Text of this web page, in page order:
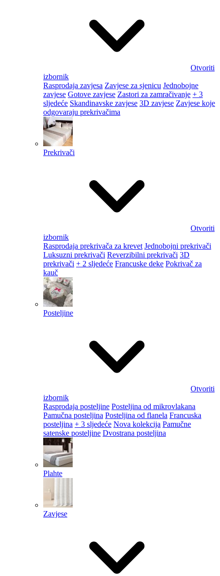
Otvoriti
izbornik
Rasprodaja zavjesa Zavjese za sjenicu Jednobojne
zavjese Gotove zavjese Zastori za zamračivanje + 3
sljedeće Skandinavske zavjese 3D zavjese Zavjese koje
odgovaraju prekrivačima
Prekrivači
Otvoriti
izbornik
Rasprodaja prekrivača za krevet Jednobojni prekrivači
Luksuzni prekrivači Reverzibilni prekrivači 3D
prekrivači + 2 sljedeće Francuske deke Pokrivač za
kauč
Posteljine
Otvoriti
izbornik
Rasprodaja posteljine Posteljina od mikrovlakana
Pamučna posteljina Posteljina od flanela Francuska
posteljina + 3 sljedeće Nova kolekcija Pamučne
satenske posteljine Dvostrana posteljina
Plahte
Zavjese